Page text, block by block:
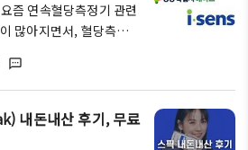
홈케어 시장이 커지면서,
어깨 마사지기가 출시하
지만 보면 대부분 비슷
하기 전에 필수적으로 ..
즘 연속혈당측정기 관련
많아지면서, 혈당측정기
정기 제조사와 함께 연
한번 정리해 보도록 하겠
사 종류 국내 혈당측정
존재합니다. 각각 아이
textsms
내돈내산 후기, 무료